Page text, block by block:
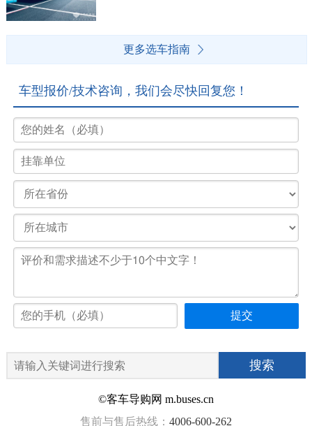
更多选车指南
车型报价/技术咨询，我们会尽快回复您！
©客车导购网 m.buses.cn
售前与售后热线： 4006-600-262